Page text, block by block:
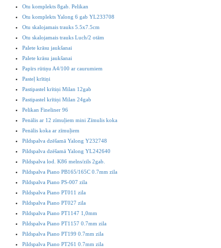
Otu komplekts 8gab. Pelikan
Otu komplekts Yalong 6 gab YL233708
Otu skalojamais trauks 5.5x7.5cm
Otu skalojamais trauks Luch/2 otām
Palete krāsu jaukšanai
Palete krāsu jaukšanai
Papīrs rūtiņu A4/100 ar caurumiem
Pasteļ krītiņi
Pastipastel krītiņi Milan 12gab
Pastipastel krītiņi Milan 24gab
Pelikan Fineliner 96
Penālis ar 12 zīmuļiem mini Zīmulis koka
Penālis koka ar zīmuļiem
Pildspalva dzēšamā Yalong Y232748
Pildspalva dzēšamā Yalong YL242640
Pildspalva lod. K86 melns/zils 2gab.
Pildspalva Piano PB165/165C 0.7mm zila
Pildspalva Piano PS-007 zila
Pildspalva Piano PT011 zila
Pildspalva Piano PT027 zila
Pildspalva Piano PT1147 1,0mm
Pildspalva Piano PT1157 0.7mm zila
Pildspalva Piano PT199 0.7mm zila
Pildspalva Piano PT261 0.7mm zila